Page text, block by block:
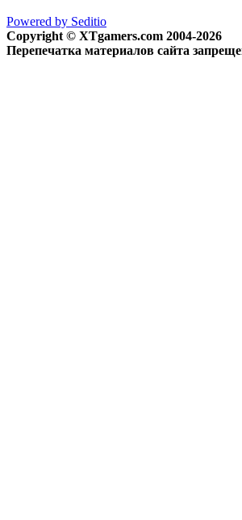
Powered by Seditio
Copyright © XTgamers.com 2004-2026
Перепечатка материалов сайта